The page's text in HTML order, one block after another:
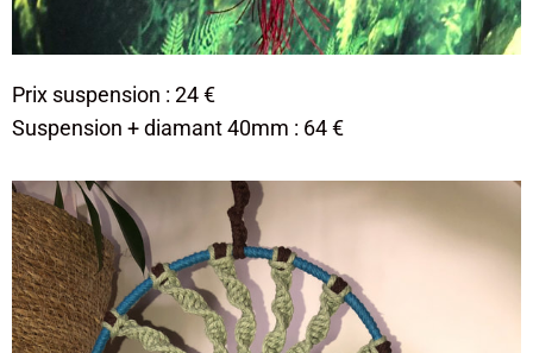
Prix suspension : 24 €
​Suspension + diamant 40mm : 64 €